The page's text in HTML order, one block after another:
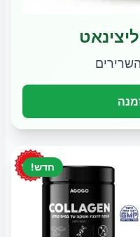
חדש!